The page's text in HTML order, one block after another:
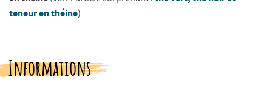
teneur en théine)
Informations